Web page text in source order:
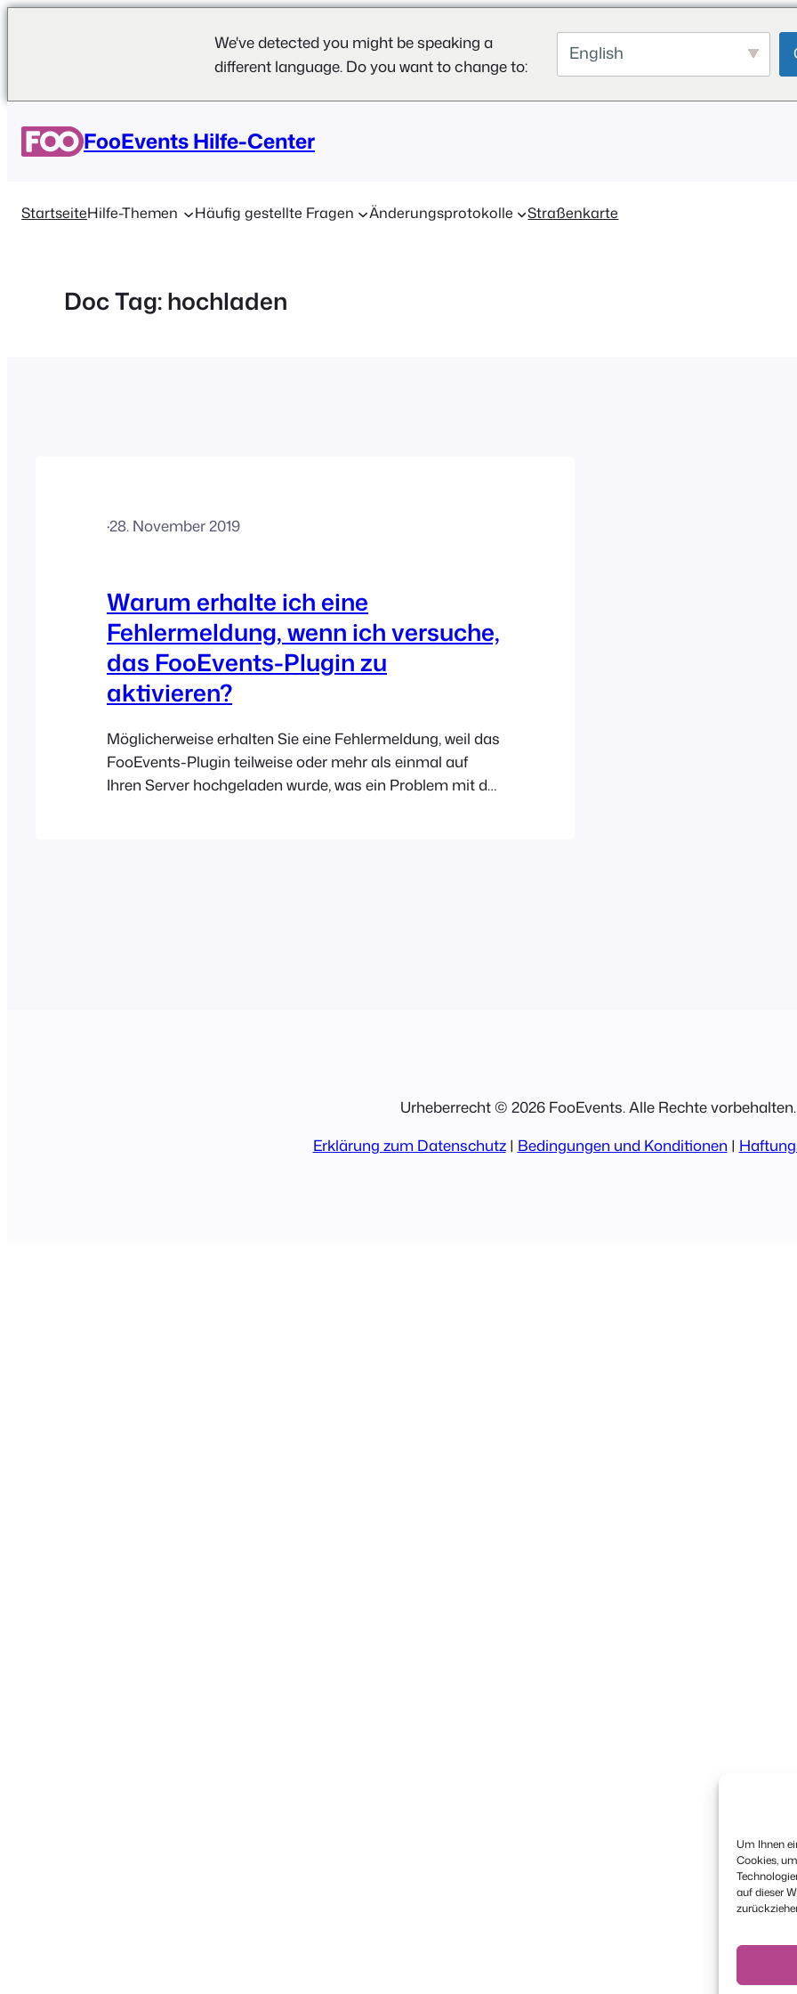
Um Ihnen
Cookies,
auf dieser
We've detected you might be speaking a
different language. Do you want to change to:
English
Inhalt
springen
FooEvents Hilfe-Center
StartseiteHilfe-Themen Häufig gestellte Fragen Änderungsprotokolle Straßenkarte
Doc Tag:hochladen
·28. November 2019
Warum erhalte ich eine
Fehlermeldung, wenn ich versuche,
das FooEvents-Plugin zu
aktivieren?
Möglicherweise erhalten Sie eine Fehlermeldung, weil das
FooEvents-Plugin teilweise oder mehr als einmal auf
Ihren Server hochgeladen wurde, was ein Problem mit der
Urheberrecht © 2026 FooEvents. Alle Rechte vorbehalten.
Erklärung zum Datenschutz| Bedingungen und Konditionen |